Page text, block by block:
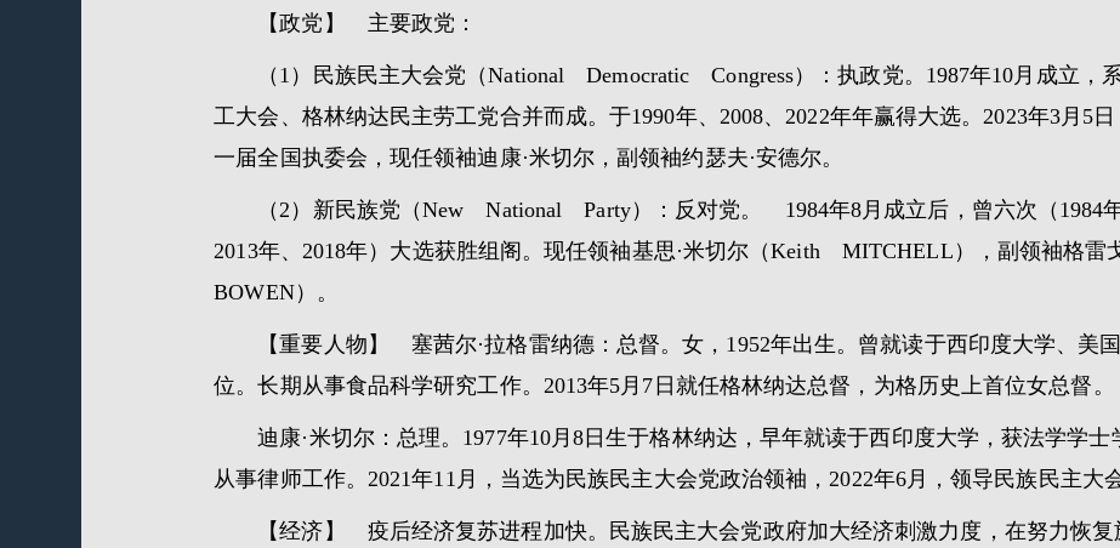
【政党】 主要政党：
（1）民族民主大会党（National Democratic Congress）：执政党。1987年10月成立，
工大会、格林纳达民主劳工党合并而成。于1990年、2008、2022年年赢得大选。2023年3月5
一届全国执委会，现任领袖迪康·米切尔，副领袖约瑟夫·安德尔。
（2）新民族党（New National Party）：反对党。 1984年8月成立后，曾六次（1984年
2013年、2018年）大选获胜组阁。现任领袖基思·米切尔（Keith MITCHELL），副领袖格雷
BOWEN）。
【重要人物】 塞茜尔·拉格雷纳德：总督。女，1952年出生。曾就读于西印度大学、美
位。长期从事食品科学研究工作。2013年5月7日就任格林纳达总督，为格历史上首位女总督。
迪康·米切尔：总理。1977年10月8日生于格林纳达，早年就读于西印度大学，获法学学士
从事律师工作。2021年11月，当选为民族民主大会党政治领袖，2022年6月，领导民族民主大
【经济】 疫后经济复苏进程加快。民族民主大会党政府加大经济刺激力度，在努力恢